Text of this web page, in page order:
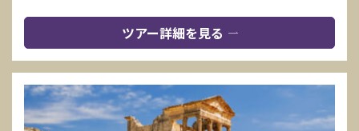
ツアー詳細を見る